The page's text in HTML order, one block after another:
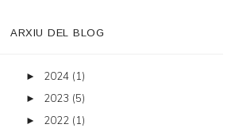
ARXIU DEL BLOG
► 2024 (1)
► 2023 (5)
► 2022 (1)